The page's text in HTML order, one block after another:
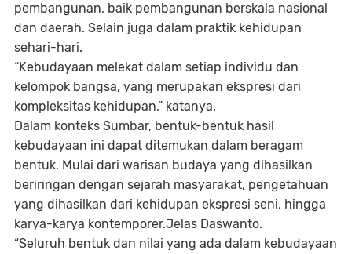
pembangunan, baik pembangunan berskala nasional
dan daerah. Selain juga dalam praktik kehidupan
sehari-hari.
“Kebudayaan melekat dalam setiap individu dan
kelompok bangsa, yang merupakan ekspresi dari
kompleksitas kehidupan,” katanya.
Dalam konteks Sumbar, bentuk-bentuk hasil
kebudayaan ini dapat ditemukan dalam beragam
bentuk. Mulai dari warisan budaya yang dihasilkan
beriringan dengan sejarah masyarakat, pengetahuan
yang dihasilkan dari kehidupan ekspresi seni, hingga
karya-karya kontemporer.Jelas Daswanto.
“Seluruh bentuk dan nilai yang ada dalam kebudayaan